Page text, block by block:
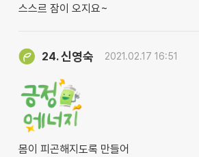
스스르 잠이 오지요~
24.신영숙 2021.02.17 16:51
몸이 피곤해지도록 만들어